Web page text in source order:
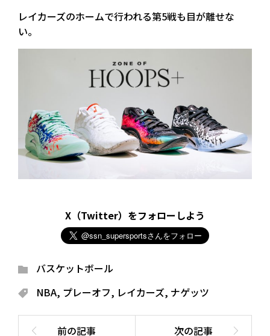
レイカーズのホームで行われる第5戦も目が離せな
い。
X（Twitter）をフォローしよう
バスケットボール
NBA, プレーオフ, レイカーズ, ナゲッツ